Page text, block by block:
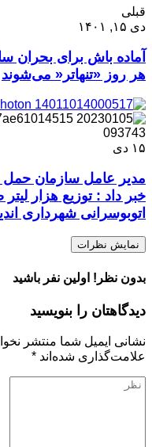
قبلی
دی ۱۵, ۱۴۰۱
آماده باش برای بحران
هر روز «تنهاتر« می‌شوند
۱۵ دی
مدیر عامل سازمان
خبر داد : توزیع هزار
اتوبوسرانی شهرداری
نمایش نظرات
بدون نظر! اولین نفر باشید
دیدگاهتان را بنویسید
نشانی ایمیل شما منتشر
علامت‌گذاری شده‌اند *